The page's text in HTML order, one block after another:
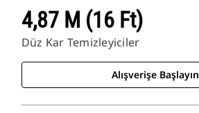
4,87 M (16 Ft)
Düz Kar Temizleyiciler
Alışverişe Başlayın